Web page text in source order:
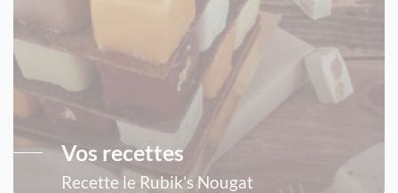
Vos recettes
Recette le Rubik’s Nougat